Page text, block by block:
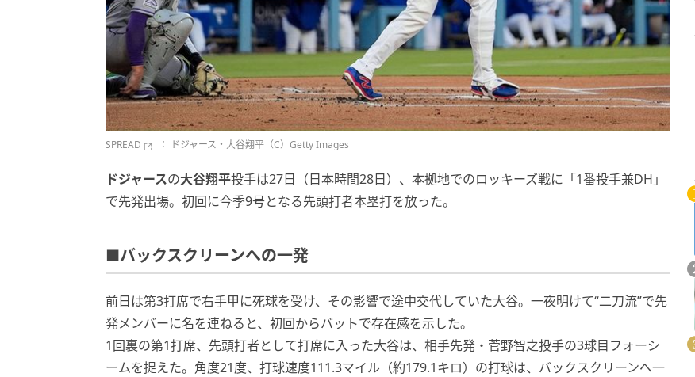
SPREAD ： ドジャース・大谷翔平（C）Getty Images
ドジャースの大谷翔平投手は27日（日本時間28日）、本拠地でのロッキーズ戦に「1番投手兼DH」
で先発出場。初回に今季9号となる先頭打者本塁打を放った。
■バックスクリーンへの一発
前日は第3打席で右手甲に死球を受け、その影響で途中交代していた大谷。一夜明けて“二刀流”で先
発メンバーに名を連ねると、初回からバットで存在感を示した。
1回裏の第1打席、先頭打者として打席に入った大谷は、相手先発・菅野智之投手の3球目フォーシ
ームを捉えた。角度21度、打球速度111.3マイル（約179.1キロ）の打球は、バックスクリーンへ一